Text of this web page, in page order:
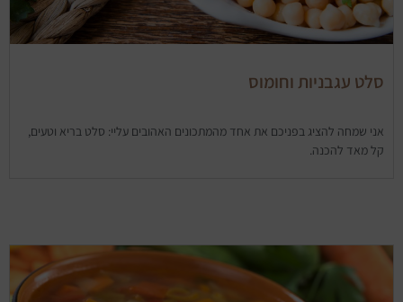
סלט עגבניות וחומוס
אני שמחה להציג בפניכם את אחד מהמתכונים האהובים עליי: סלט בריא וטעים,
קל מאד להכנה.